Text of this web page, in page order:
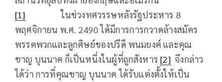
[1] ในช่วงทศวรรษหลังรัฐประหาร 8
พฤศจิกายน พ.ศ. 2490 ได้มีการการกวาดล้างสมัคร
พรรคพวกและลูกศิษย์ของปรีดี พนมยงค์ และคุณ
ชาญ บุนนาค ก็เป็นหนึ่งในผู้ที่ถูกสังหาร [2] จึงกล่าว
ได้ว่า การที่คุณชาญ บุนนาค ได้รับแต่งตั้งให้เป็น